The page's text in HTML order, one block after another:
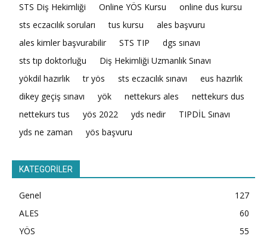
STS Diş Hekimliği
Online YÖS Kursu
online dus kursu
sts eczacılık soruları
tus kursu
ales başvuru
ales kimler başvurabilir
STS TIP
dgs sınavı
sts tıp doktorluğu
Diş Hekimliği Uzmanlık Sınavı
yökdil hazırlık
tr yös sts eczacılık sınavı
eus hazırlık
dikey geçiş sınavı
yök nettekurs ales
nettekurs dus
nettekurs tus
yös 2022 yds nedir
TIPDİL Sınavı
yds ne zaman
yös başvuru
KATEGORİLER
Genel
127
ALES
60
YÖS
55